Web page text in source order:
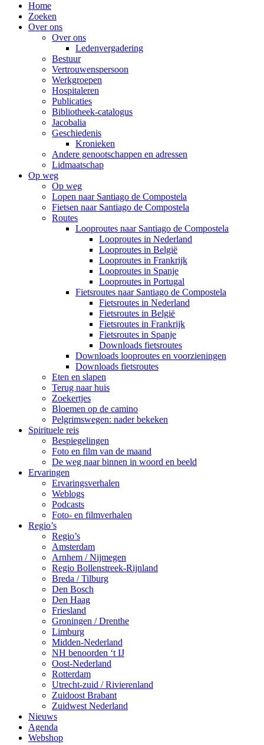
Home
Zoeken
Over ons
Over ons
Ledenvergadering
Bestuur
Vertrouwenspersoon
Werkgroepen
Hospitaleren
Publicaties
Bibliotheek-catalogus
Jacobalia
Geschiedenis
Kronieken
Andere genootschappen en adressen
Lidmaatschap
Op weg
Op weg
Lopen naar Santiago de Compostela
Fietsen naar Santiago de Compostela
Routes
Looproutes naar Santiago de Compostela
Looproutes in Nederland
Looproutes in België
Looproutes in Frankrijk
Looproutes in Spanje
Looproutes in Portugal
Fietsroutes naar Santiago de Compostela
Fietsroutes in Nederland
Fietsroutes in België
Fietsroutes in Frankrijk
Fietsroutes in Spanje
Downloads fietsroutes
Downloads looproutes en voorzieningen
Downloads fietsroutes
Eten en slapen
Terug naar huis
Zoekertjes
Bloemen op de camino
Pelgrimswegen: nader bekeken
Spirituele reis
Bespiegelingen
Foto en film van de maand
De weg naar binnen in woord en beeld
Ervaringen
Ervaringsverhalen
Weblogs
Podcasts
Foto- en filmverhalen
Regio’s
Regio’s
Amsterdam
Arnhem / Nijmegen
Regio Bollenstreek-Rijnland
Breda / Tilburg
Den Bosch
Den Haag
Friesland
Groningen / Drenthe
Limburg
Midden-Nederland
NH benoorden ‘t IJ
Oost-Nederland
Rotterdam
Utrecht-zuid / Rivierenland
Zuidoost Brabant
Zuidwest Nederland
Nieuws
Agenda
Webshop